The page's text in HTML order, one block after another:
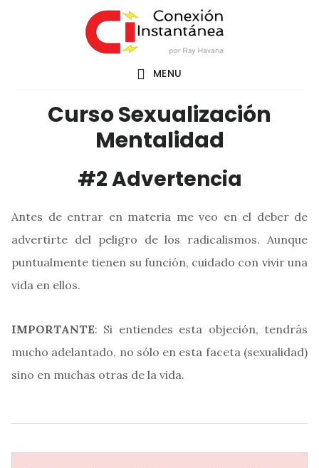
MENU
Curso Sexualización
Mentalidad
#2 Advertencia
Antes de entrar en materia me veo en el deber de
advertirte del peligro de los radicalismos. Aunque
puntualmente tienen su función, cuidado con vivir una
vida en ellos.
IMPORTANTE: Si entiendes esta objeción, tendrás
mucho adelantado, no sólo en esta faceta (sexualidad)
sino en muchas otras de la vida.